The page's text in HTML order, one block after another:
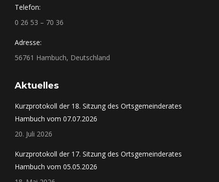
Telefon:
0 26 53 – 70 36
Adresse:
56761 Hambuch, Deutschland
Aktuelles
Kurzprotokoll der 18. Sitzung des Ortsgemeinderates
Hambuch vom 07.07.2026
20. Juli 2026
Kurzprotokoll der 17. Sitzung des Ortsgemeinderates
Hambuch vom 05.05.2026